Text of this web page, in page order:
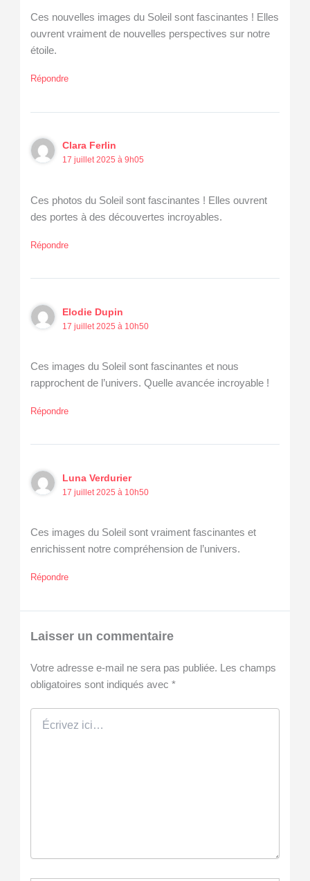
Ces nouvelles images du Soleil sont fascinantes ! Elles
ouvrent vraiment de nouvelles perspectives sur notre
étoile.
Répondre
Clara Ferlin
17 juillet 2025 à 9h05
Ces photos du Soleil sont fascinantes ! Elles ouvrent
des portes à des découvertes incroyables.
Répondre
Elodie Dupin
17 juillet 2025 à 10h50
Ces images du Soleil sont fascinantes et nous
rapprochent de l’univers. Quelle avancée incroyable !
Répondre
Luna Verdurier
17 juillet 2025 à 10h50
Ces images du Soleil sont vraiment fascinantes et
enrichissent notre compréhension de l’univers.
Répondre
Laisser un commentaire
Votre adresse e-mail ne sera pas publiée.
Les champs
obligatoires sont indiqués avec *
Écrivez
ici…